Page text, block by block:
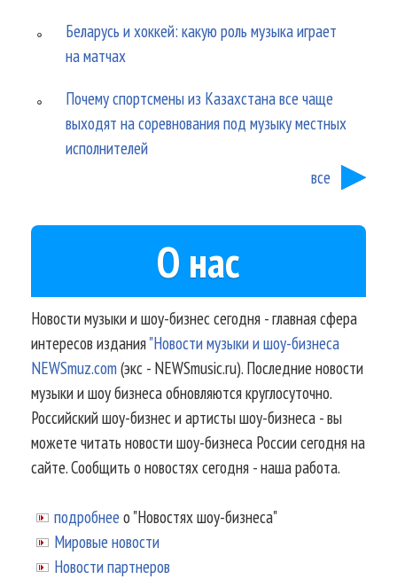
Беларусь и хоккей: какую роль музыка играет
на матчах
Почему спортсмены из Казахстана все чаще
выходят на соревнования под музыку местных
исполнителей
все
О нас
Новости музыки и шоу-бизнес сегодня - главная сфера
интересов издания"Новости музыки и шоу-бизнеса
NEWSmuz.com(экс - NEWSmusic.ru). Последние новости
музыки и шоу бизнеса обновляются круглосуточно.
Российский шоу-бизнес и артисты шоу-бизнеса - вы
можете читать новости шоу-бизнеса России сегодня на
сайте. Сообщить о новостях сегодня - наша работа.
подробнее о "Новостях шоу-бизнеса"
Мировые новости
Новости партнеров